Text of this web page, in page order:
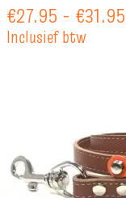
€27.95 - €31.95
Inclusief btw